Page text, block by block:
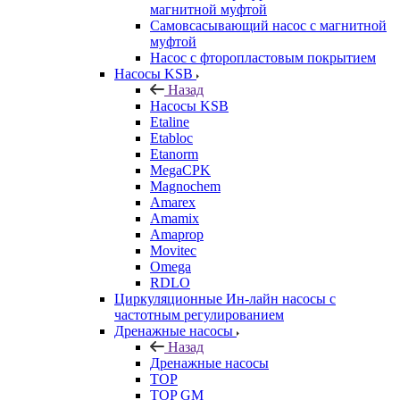
магнитной муфтой
Самовсасывающий насос с магнитной
муфтой
Насос с фторопластовым покрытием
Насосы KSB
Назад
Насосы KSB
Etaline
Etabloc
Etanorm
MegaCPK
Magnochem
Amarex
Amamix
Amaprop
Movitec
Omega
RDLO
Циркуляционные Ин-лайн насосы с
частотным регулированием
Дренажные насосы
Назад
Дренажные насосы
TOP
TOP GM